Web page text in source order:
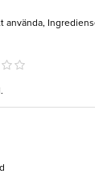
använda,